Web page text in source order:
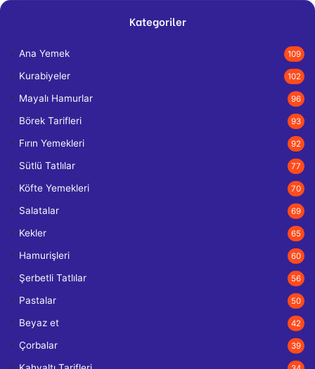
Kategoriler
Ana Yemek 109
Kurabiyeler 102
Mayalı Hamurlar 96
Börek Tarifleri 93
Fırın Yemekleri 92
Sütlü Tatlılar 77
Köfte Yemekleri 70
Salatalar 69
Kekler 65
Hamurişleri 60
Şerbetli Tatlılar 56
Pastalar 50
Beyaz et 42
Çorbalar 39